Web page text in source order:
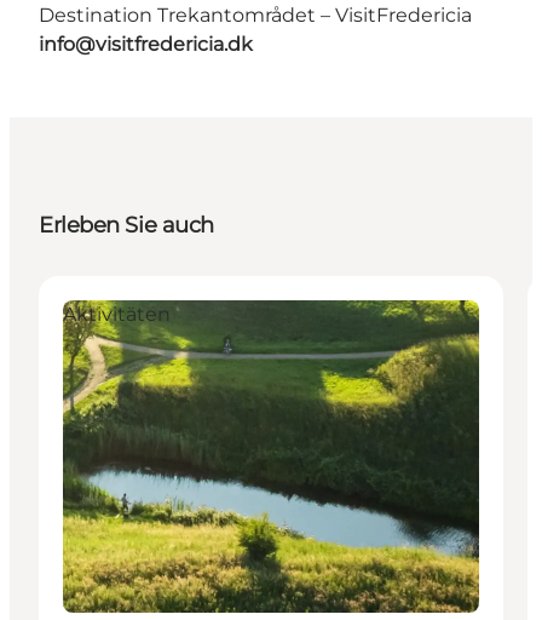
Destination Trekantområdet – VisitFredericia
info@visitfredericia.dk
Erleben Sie auch
Aktivitäten